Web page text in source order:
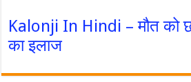
Kalonji In Hindi – मौत को
का इलाज